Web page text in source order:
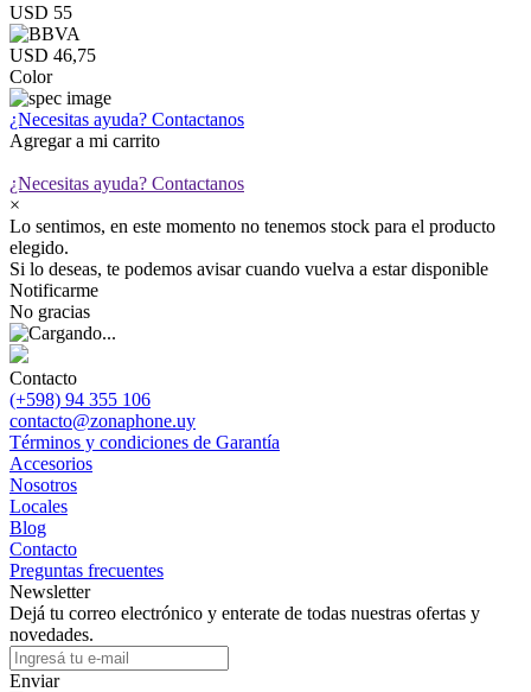
USD 55
USD 46,75
Color
¿Necesitas ayuda? Contactanos
Agregar a mi carrito
¿Necesitas ayuda? Contactanos
×
Lo sentimos, en este momento no tenemos stock para el producto
elegido.
Si lo deseas, te podemos avisar cuando vuelva a estar disponible
Notificarme
No gracias
Contacto
(+598) 94 355 106
contacto@zonaphone.uy
Términos y condiciones de Garantía
Accesorios
Nosotros
Locales
Blog
Contacto
Preguntas frecuentes
Newsletter
Dejá tu correo electrónico y enterate de todas nuestras ofertas y
novedades.
Enviar